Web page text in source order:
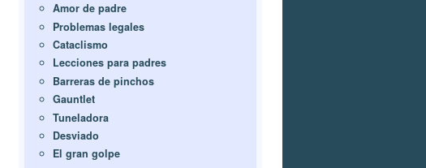
Amor de padre
Problemas legales
Cataclismo
Lecciones para padres
Barreras de pinchos
Gauntlet
Tuneladora
Desviado
El gran golpe